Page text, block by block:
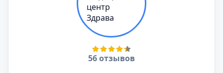
56 отзывов